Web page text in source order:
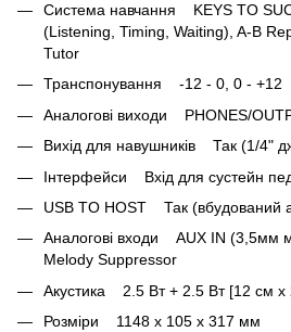
Система навчання KEYS TO
(Listening, Timing, Waiting), A-B
Tutor
Транспонування -12 - 0, 0 - +12
Аналогові виходи PHONES/
Вихід для навушників Так (1/4"
Інтерфейси Вхід для сустейн
USB TO HOST Так (вбудований
Аналогові входи AUX IN (3,5мм
Melody Suppressor
Акустика 2.5 Вт + 2.5 Вт [12 см x
Розміри 1148 x 105 x 317 мм